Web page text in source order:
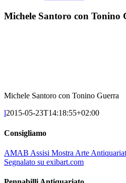
Michele Santoro con Tonino
Michele Santoro con Tonino Guerra
l2015-05-23T14:18:55+02:00
Consigliamo
AMAB Assisi Mostra Arte
Segnalato su exibart.com